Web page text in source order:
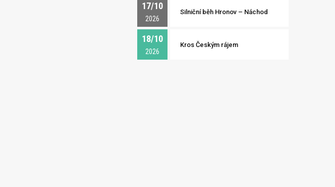
17/10
2026
Silniční běh Hronov – Náchod
18/10
2026
Kros Českým rájem